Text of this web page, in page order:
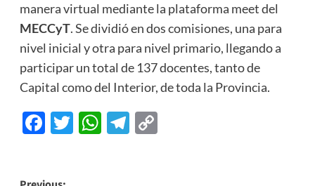
manera virtual mediante la plataforma meet del
MECCyT. Se dividió en dos comisiones, una para
nivel inicial y otra para nivel primario, llegando a
participar un total de 137 docentes, tanto de
Capital como del Interior, de toda la Provincia.
Facebook
Twitter
WhatsApp
Telegram
Copy